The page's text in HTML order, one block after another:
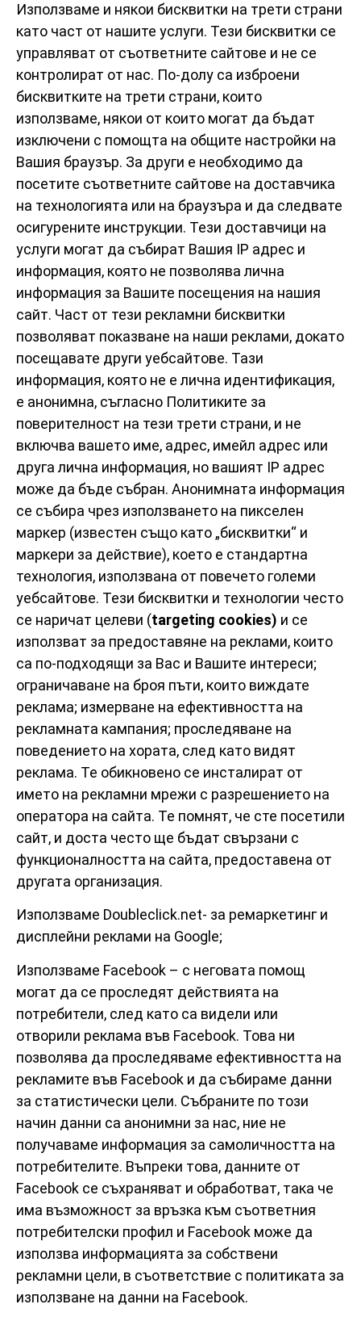
Използваме и някои бисквитки на трети страни
като част от нашите услуги. Тези бисквитки се
управляват от съответните сайтове и не се
контролират от нас. По-долу са изброени
бисквитките на трети страни, които
използваме, някои от които могат да бъдат
изключени с помощта на общите настройки на
Вашия браузър. За други е необходимо да
посетите съответните сайтове на доставчика
на технологията или на браузъра и да следвате
осигурените инструкции. Тези доставчици на
услуги могат да събират Вашия IP адрес и
информация, която не позволява лична
информация за Вашите посещения на нашия
сайт. Част от тези рекламни бисквитки
позволяват показване на наши реклами, докато
посещавате други уебсайтове. Тази
информация, която не е лична идентификация,
е анонимна, съгласно Политиките за
поверителност на тези трети страни, и не
включва вашето име, адрес, имейл адрес или
друга лична информация, но вашият IP адрес
може да бъде събран. Анонимната информация
се събира чрез използването на пикселен
маркер (известен също като „бисквитки“ и
маркери за действие), което е стандартна
технология, използвана от повечето големи
уебсайтове. Тези бисквитки и технологии често
се наричат целеви (targeting cookies) и се
използват за предоставяне на реклами, които
са по-подходящи за Вас и Вашите интереси;
ограничаване на броя пъти, които виждате
реклама; измерване на ефективността на
рекламната кампания; проследяване на
поведението на хората, след като видят
реклама. Те обикновено се инсталират от
името на рекламни мрежи с разрешението на
оператора на сайта. Те помнят, че сте посетили
сайт, и доста често ще бъдат свързани с
функционалността на сайта, предоставена от
другата организация.
Използваме Doubleclick.net- за ремаркетинг и
дисплейни реклами на Google;
Използваме Facebook – с неговата помощ
могат да се проследят действията на
потребители, след като са видели или
отворили реклама във Facebook. Това ни
позволява да проследяваме ефективността на
рекламите във Facebook и да събираме данни
за статистически цели. Събраните по този
начин данни са анонимни за нас, ние не
получаваме информация за самоличността на
потребителите. Въпреки това, данните от
Facebook се съхраняват и обработват, така че
има възможност за връзка към съответния
потребителски профил и Facebook може да
използва информацията за собствени
рекламни цели, в съответствие с политиката за
използване на данни на Facebook.